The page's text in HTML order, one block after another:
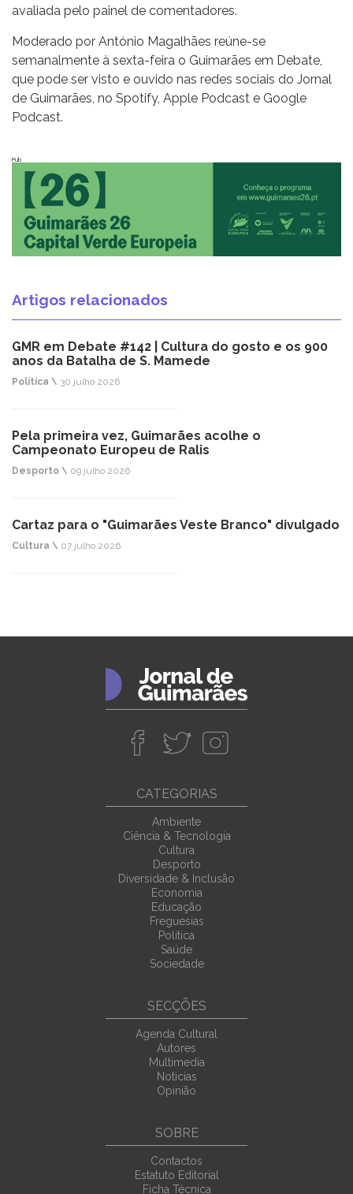
avaliada pelo painel de comentadores.
Moderado por António Magalhães reúne-se
semanalmente à sexta-feira o Guimarães em Debate,
que pode ser visto e ouvido nas redes sociais do Jornal
de Guimarães, no Spotify, Apple Podcast e Google
Podcast.
Pub
Artigos relacionados
GMR em Debate #142 | Cultura do gosto e os 900
anos da Batalha de S. Mamede
Política \ 30 julho 2026
Pela primeira vez, Guimarães acolhe o
Campeonato Europeu de Ralis
Desporto \ 09 julho 2026
Cartaz para o "Guimarães Veste Branco" divulgado
Cultura \ 07 julho 2026
CATEGORIAS
Ambiente
Ciência & Tecnologia
Cultura
Desporto
Diversidade & Inclusão
Economia
Educação
Freguesias
Política
Saúde
Sociedade
SECÇÕES
Agenda Cultural
Autores
Multimedia
Noticias
Opinião
SOBRE
Contactos
Estatuto Editorial
Ficha Técnica